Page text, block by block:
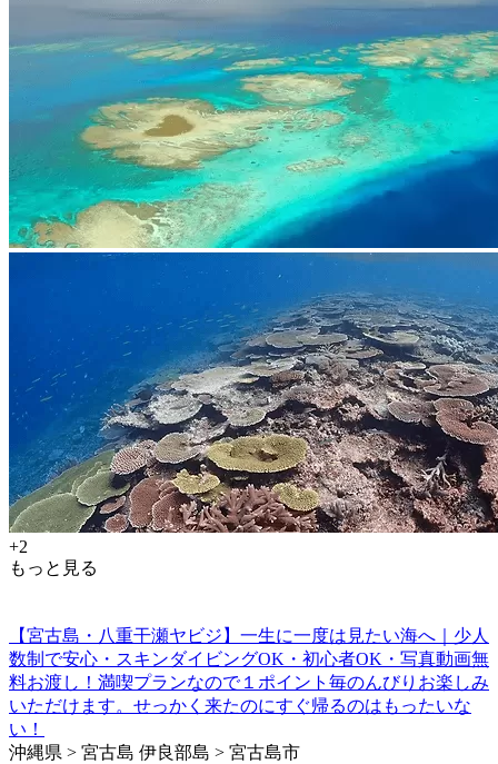
+2
もっと見る
【宮古島・八重干瀬ヤビジ】一生に一度は見たい海へ｜少人
数制で安心・スキンダイビングOK・初心者OK・写真動画無
料お渡し！満喫プランなので１ポイント毎のんびりお楽しみ
いただけます。せっかく来たのにすぐ帰るのはもったいな
い！
沖縄県 > 宮古島 伊良部島 > 宮古島市